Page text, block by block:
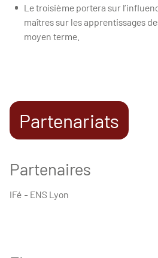
Le troisième portera sur
maîtres sur les apprentissages
moyen terme.
Partenariats
Partenaires
IFé - ENS Lyon